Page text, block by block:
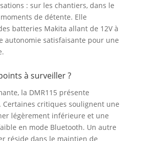
: sur les chantiers, dans le
de détente. Elle
batteries Makita allant de 12V à
autonomie satisfaisante pour une
à surveiller ?
la DMR115 présente
critiques soulignent une
légèrement inférieure et une
en mode Bluetooth. Un autre
réside dans le maintien de